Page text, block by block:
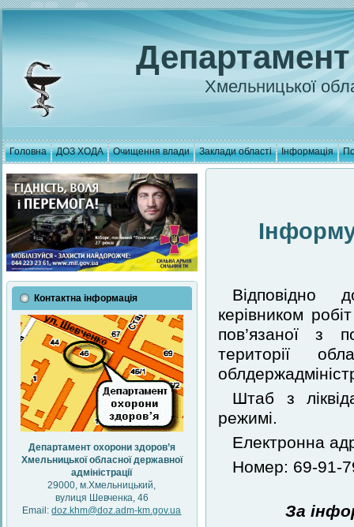
Хмельницької
Головна ДОЗ ХОДА Очищення влади Заклади області Інформація
Контактна інформація
Департамент охорони здоров’я
Хмельницької обласної державної
адміністрації
29000, м.Хмельницький,
вулиця Шевченка, 46
Email:doz.khm@doz.adm-km.gov.ua
Відповідно
керівником
пов’язаної з
території
Штаб з
режимі.
Електронна
Номер: 69-91-
За